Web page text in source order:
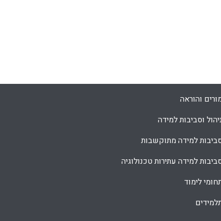
והוראה
וסביבות למידה
למידה מתוקשבות
למידה עתירות טכנולוגיה
לימוד